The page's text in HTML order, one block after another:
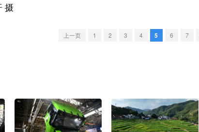
摄
上一页 1 2 3 4 5 6 7